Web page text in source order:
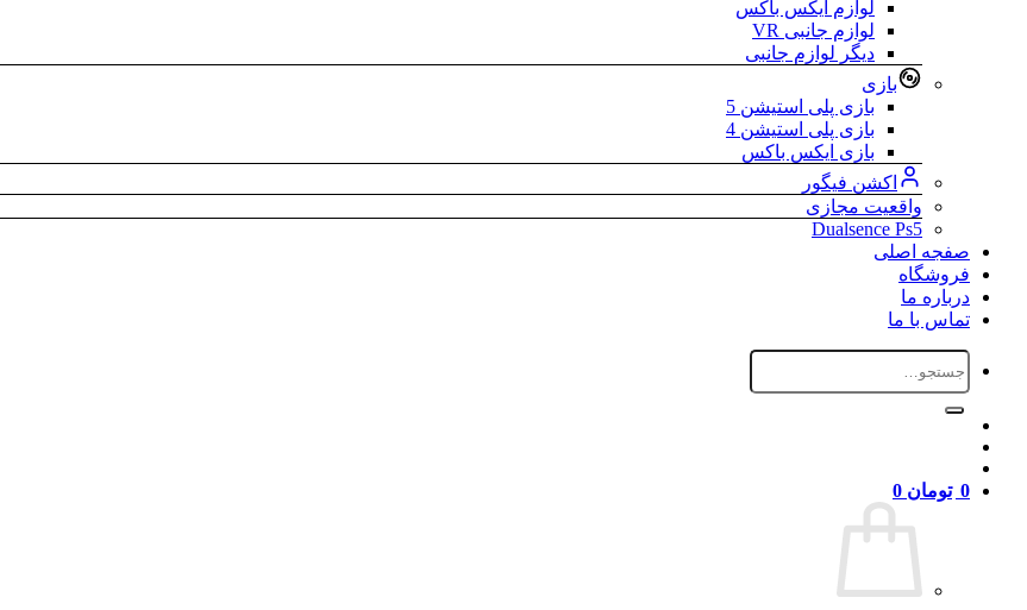
لوازم ایکس باکس
لوازم جانبی VR
دیگر لوازم جانبی
بازی
بازی پلی استیشن 5
بازی پلی استیشن 4
بازی ایکس باکس
اکشن فیگور
واقعیت مجازی
Dualsence Ps5
صفجه اصلی
فروشگاه
درباره ما
تماس با ما
جستجو
برای:
0 تومان 0